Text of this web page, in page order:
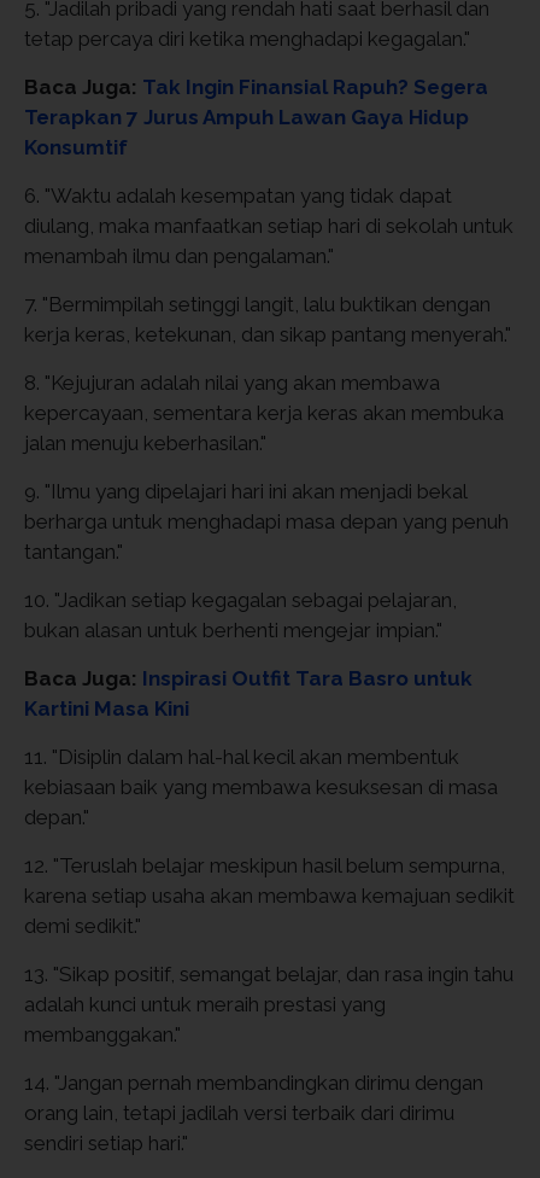
5. "Jadilah pribadi yang rendah hati saat berhasil dan
tetap percaya diri ketika menghadapi kegagalan."
Baca Juga: Tak Ingin Finansial Rapuh? Segera
Terapkan 7 Jurus Ampuh Lawan Gaya Hidup
Konsumtif
6. "Waktu adalah kesempatan yang tidak dapat
diulang, maka manfaatkan setiap hari di sekolah untuk
menambah ilmu dan pengalaman."
7. "Bermimpilah setinggi langit, lalu buktikan dengan
kerja keras, ketekunan, dan sikap pantang menyerah."
8. "Kejujuran adalah nilai yang akan membawa
kepercayaan, sementara kerja keras akan membuka
jalan menuju keberhasilan."
9. "Ilmu yang dipelajari hari ini akan menjadi bekal
berharga untuk menghadapi masa depan yang penuh
tantangan."
10. "Jadikan setiap kegagalan sebagai pelajaran,
bukan alasan untuk berhenti mengejar impian."
Baca Juga: Inspirasi Outfit Tara Basro untuk
Kartini Masa Kini
11. "Disiplin dalam hal-hal kecil akan membentuk
kebiasaan baik yang membawa kesuksesan di masa
depan."
12. "Teruslah belajar meskipun hasil belum sempurna,
karena setiap usaha akan membawa kemajuan sedikit
demi sedikit."
13. "Sikap positif, semangat belajar, dan rasa ingin tahu
adalah kunci untuk meraih prestasi yang
membanggakan."
14. "Jangan pernah membandingkan dirimu dengan
orang lain, tetapi jadilah versi terbaik dari dirimu
sendiri setiap hari."